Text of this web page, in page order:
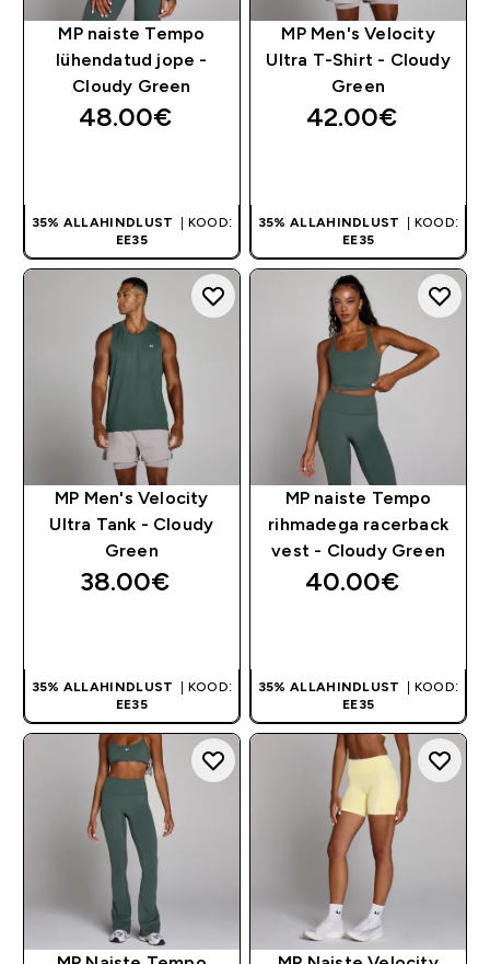
MP naiste Tempo
lühendatud jope -
Cloudy Green
48.00€‎
35% ALLAHINDLUST
| KOOD:
EE35
MP Men's Velocity
Ultra T-Shirt - Cloudy
Green
42.00€‎
35% ALLAHINDLUST
| KOOD:
EE35
MP Men's Velocity
Ultra Tank - Cloudy
Green
38.00€‎
35% ALLAHINDLUST
| KOOD:
EE35
MP naiste Tempo
rihmadega racerback
vest - Cloudy Green
40.00€‎
35% ALLAHINDLUST
| KOOD:
EE35